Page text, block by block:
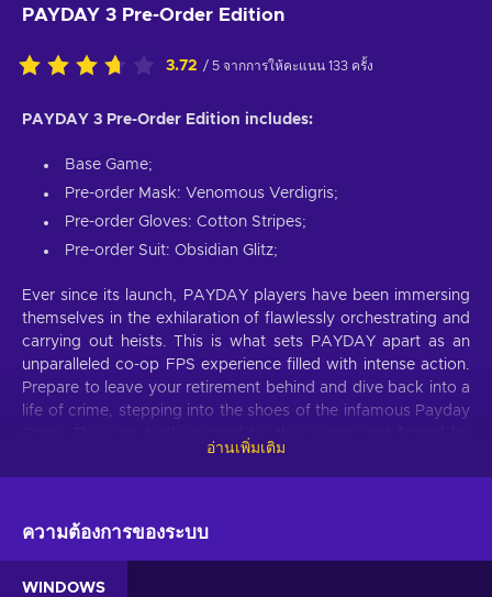
PAYDAY 3 Pre-Order Edition
3.72 / 5 จากการให้คะแนน 133 ครั้ง
PAYDAY 3 Pre-Order Edition includes:
Base Game;
Pre-order Mask: Venomous Verdigris;
Pre-order Gloves: Cotton Stripes;
Pre-order Suit: Obsidian Glitz;
Ever since its launch, PAYDAY players have been immersing
themselves in the exhilaration of flawlessly orchestrating and
carrying out heists. This is what sets PAYDAY apart as an
unparalleled co-op FPS experience filled with intense action.
Prepare to leave your retirement behind and dive back into a
life of crime, stepping into the shoes of the infamous Payday
law enforcement wherever they go. Despite their previous
reign of terror in Washington, D.C., coming to an end, the
threat that forces them out of their early retirement. Get the
อ่านเพิ่มเติม
ความต้องการของระบบ
WINDOWS